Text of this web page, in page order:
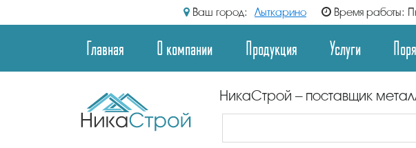
Ваш город: Лыткарино Время работы:
Главная О компании Продукция Услуги
НикаСтрой – поставщик